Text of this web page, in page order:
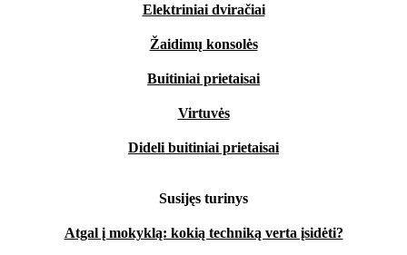
Elektriniai dviračiai
Žaidimų konsolės
Buitiniai prietaisai
Virtuvės
Dideli buitiniai prietaisai
Susijęs turinys
Atgal į mokyklą: kokią techniką verta įsidėti?